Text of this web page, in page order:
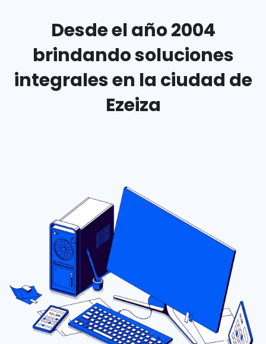
Desde el año 2004
brindandosoluciones
integrales en la ciudad de
Ezeiza